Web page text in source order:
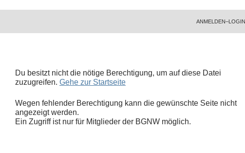
ANMELDEN–LOGIN
Du besitzt nicht die nötige Berechtigung, um auf diese Datei
zuzugreifen. Gehe zur Startseite
Wegen fehlender Berechtigung kann die gewünschte Seite nicht
angezeigt werden.
Ein Zugriff ist nur für Mitglieder der BGNW möglich.